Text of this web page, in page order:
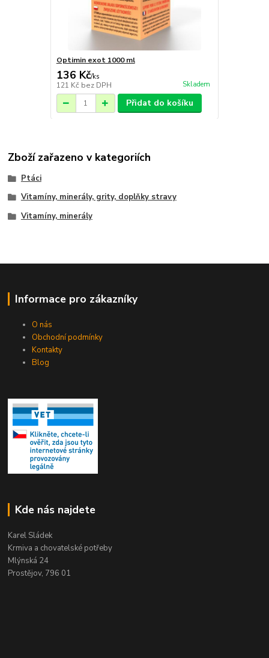
Optimin exot 1000 ml
136 Kč/ks
121 Kč bez DPH Skladem
Přidat do košíku
Zboží zařazeno v kategoriích
Ptáci
Vitamíny, minerály, grity, doplňky stravy
Vitamíny, minerály
Informace pro zákazníky
O nás
Obchodní podmínky
Kontakty
Blog
Kde nás najdete
Karel Sládek
Krmiva a chovatelské potřeby
Mlýnská 24
Prostějov, 796 01